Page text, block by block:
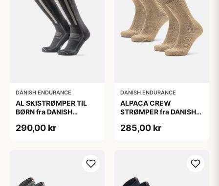
DANISH ENDURANCE
AL SKISTRØMPER TIL
BØRN fra DANISH
Mørkegrå/Lysegrå, 35-
290,00 kr
DANISH ENDURANCE
ALPACA CREW
STRØMPER fra DANISH
38, Varm og åndbar
285,00 kr